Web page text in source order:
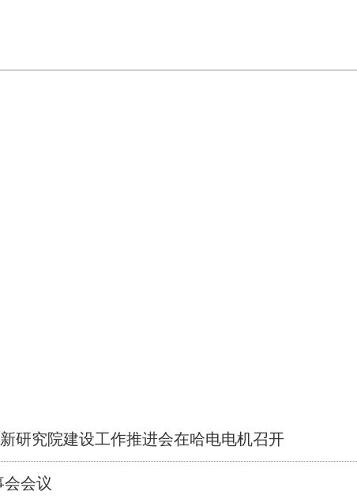
研究院建设工作推进会在哈电电机召开
会议